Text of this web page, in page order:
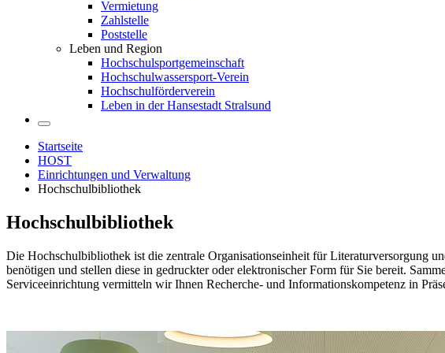
Vermietung
Zahlstelle
Poststelle
Leben und Region
Hochschulsportgemeinschaft
Hochschulwassersport-Verein
Hochschulförderverein
Leben in der Hansestadt Stralsund
Startseite
HOST
Einrichtungen und Verwaltung
Hochschulbibliothek
Hoch­schul­bi­blio­thek
Die Hochschulbibliothek ist die zentrale Organisationseinheit für Literaturversorgung
benötigen und stellen diese in gedruckter oder elektronischer Form für Sie bereit.
Serviceeinrichtung vermitteln wir Ihnen Recherche- und Informationskompetenz in